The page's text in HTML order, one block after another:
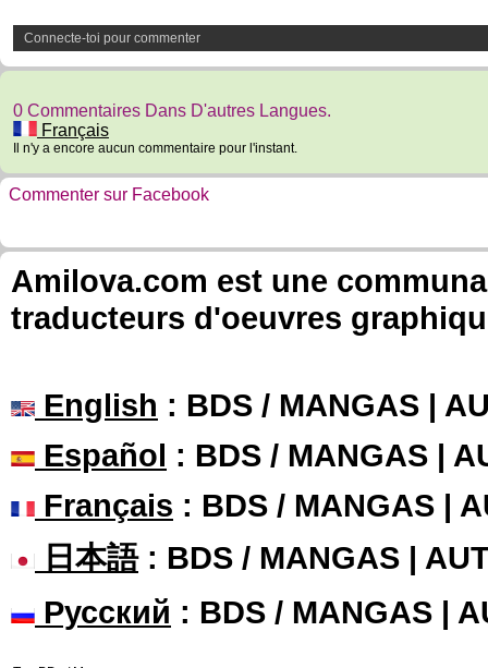
Connecte-toi pour commenter
0 Commentaires Dans D'autres Langues.
Français
Il n'y a encore aucun commentaire pour l'instant.
Commenter sur Facebook
Amilova.com est une
traducteurs d'oeuvres
English : BDS / MANGAS |
Español : BDS / MANGAS |
Français : BDS / MANGAS |
日本語: BDS / MANGAS |
Русский : BDS / MANGAS |